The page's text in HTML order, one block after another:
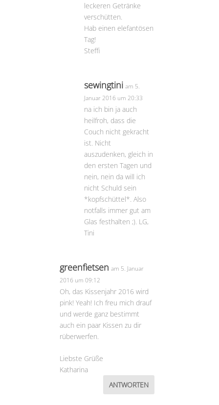
leckeren Getränke
verschütten.
Hab einen elefantösen
Tag!
Steffi
sewingtini am 5.
Januar 2016 um 20:33
na ich bin ja auch
heilfroh, dass die
Couch nicht gekracht
ist. Nicht
auszudenken, gleich in
den ersten Tagen und
nein, nein da will ich
nicht Schuld sein
*kopfschüttel*. Also
notfalls immer gut am
Glas festhalten ;). LG,
Tini
greenfietsen am 5. Januar
2016 um 09:12
Oh, das Kissenjahr 2016 wird
pink! Yeah! Ich freu mich drauf
und werde ganz bestimmt
auch ein paar Kissen zu dir
rüberwerfen.
Liebste Grüße
Katharina
ANTWORTEN